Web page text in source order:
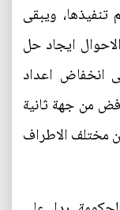
ويبقى
ايجاد حل
انخفاض اعداد
من جهة ثانية
مختلف الاطراف